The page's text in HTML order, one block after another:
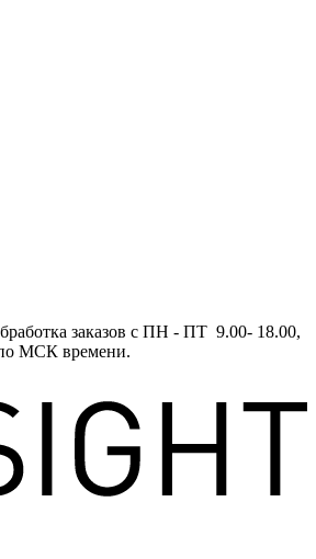
заказов с ПН - ПТ 9.00- 18.00,
МСК времени.